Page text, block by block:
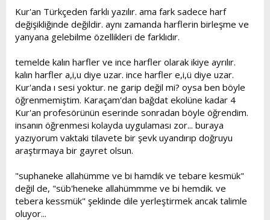
Kur'an Türkçeden farklı yazılır. ama fark sadece harf
değişikliğinde değildir. aynı zamanda harflerin birleşme ve
yanyana gelebilme özellikleri de farklıdır.
temelde kalın harfler ve ince harfler olarak ikiye ayrılır.
kalın harfler a,i,u diye uzar. ince harfler e,i,ü diye uzar.
Kur'anda ı sesi yoktur. ne garip değil mi? oysa ben böyle
öğrenmemiştim. Karaçam'dan bağdat ekolüne kadar 4
Kur'an profesörünün eserinde sonradan böyle öğrendim.
insanın öğrenmesi kolayda uygulaması zor... buraya
yazıyorum vaktaki tilavete bir şevk uyandırıp doğruyu
araştırmaya bir gayret olsun.
"suphaneke allahümme ve bi hamdik ve tebare kesmük"
değil de, "süb'heneke allahümmme ve bi hemdik. ve
tebera kessmük" şeklinde dile yerleştirmek ancak talimle
oluyor...